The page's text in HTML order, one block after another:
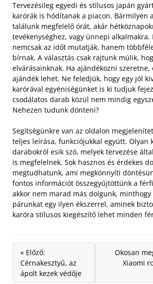
Tervezésileg egyedi és stílusos japán
karórák is hódítanak a piacon. Bármilyen
találunk megfelelő órát, akár
tevékenységhez, vagy ünnepi alkalmakra.
nemcsak az időt mutatják, hanem
bírnak. A választás csak rajtunk múlik,
elvárásainknak. Ha ajándékozni szeretne,
ajándék lehet. Ne feledjük, hogy egy jól
karórával egyéniségünket is ki tudjuk
csodálatos darab közül nem mindig
Nehezen tudunk dönteni?
Segítségünkre van az oldalon
teljes leírása, funkciójukkal együtt. Olyan
darabokról esik szó, melyek tervezése
is megfelelnek. Sok hasznos és érdekes
megtudhatunk, ami megkönnyíti
fontos információt összegyűjtöttünk a
akkor nem marad más dolgunk,
párunkat egy ilyen ékszerrel, aminek
karóra stílusos kiegészítő lehet minden
« Előző:
Cérnakesztyű, az
ápolt kezek védője
Okosan
Xiaomi